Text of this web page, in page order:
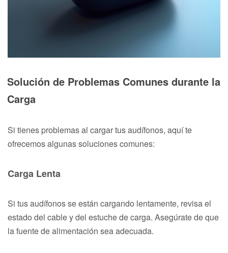
Solución de Problemas Comunes durante la
Carga
Si tienes problemas al cargar tus audífonos, aquí te
ofrecemos algunas soluciones comunes:
Carga Lenta
Si tus audífonos se están cargando lentamente, revisa el
estado del cable y del estuche de carga. Asegúrate de que
la fuente de alimentación sea adecuada.